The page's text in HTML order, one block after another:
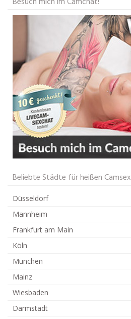
Beliebte Städte für heißen Camsex
Düsseldorf
Mannheim
Frankfurt am Main
Köln
München
Mainz
Wiesbaden
Darmstadt